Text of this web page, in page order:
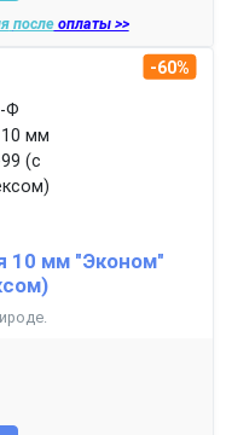
послеоплаты >>
-60%
10 мм "Эконом"